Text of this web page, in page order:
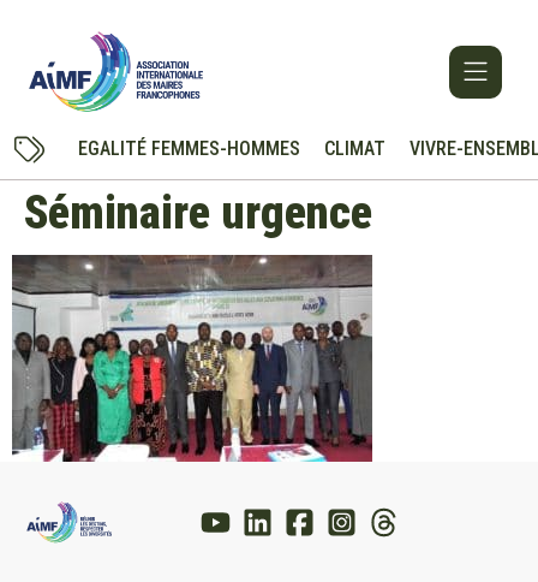
EGALITÉ FEMMES-HOMMES CLIMAT VIVRE-
Séminaire urgence